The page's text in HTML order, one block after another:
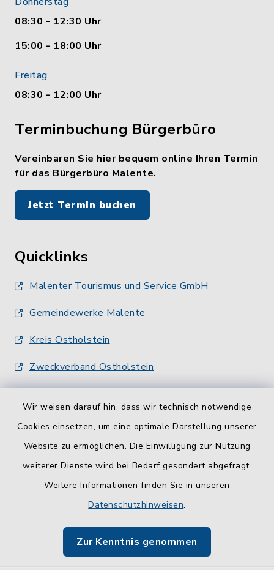
Wir weisen darauf hin, dass wir technisch notwendige
Cookies einsetzen, um eine optimale Darstellung unserer
Website zu ermöglichen. Die Einwilligung zur Nutzung
weiterer Dienste wird bei Bedarf gesondert abgefragt.
Weitere Informationen finden Sie in unseren
Datenschutzhinweisen.
Zur Kenntnis genommen
08:30 - 12:30 Uhr
15:00 - 18:00 Uhr
Freitag
08:30 - 12:00 Uhr
Terminbuchung Bürgerbüro
Vereinbaren Sie hier bequem online Ihren Termin
für das Bürgerbüro Malente.
Jetzt Termin buchen
Quicklinks
Malenter Tourismus und Service GmbH
Gemeindewerke Malente
Kreis Ostholstein
Zweckverband Ostholstein
Barrierefreiheit
Impressum